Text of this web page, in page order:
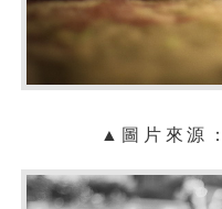
▲ 圖片來源：